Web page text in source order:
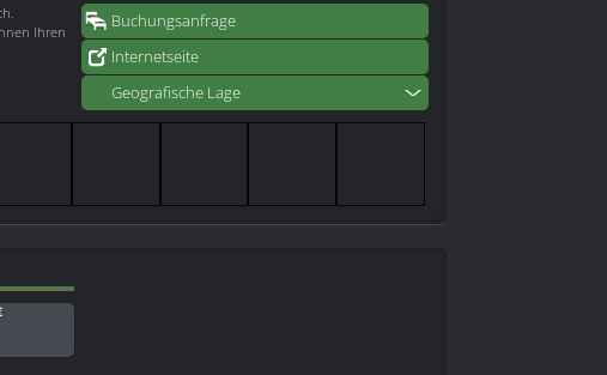
Buchungsanfrage
Internetseite
Geografische Lage
Ihren